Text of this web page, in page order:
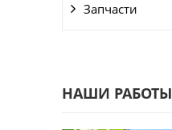
Запчасти
НАШИ РАБОТЫ